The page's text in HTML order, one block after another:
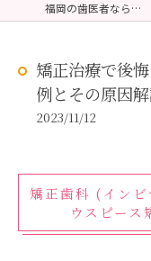
福岡の歯医者ならむらつ歯科クリニック
矯正治療で後
例とその原因
2023/11/12
矯正歯科 (イン
ウスピー